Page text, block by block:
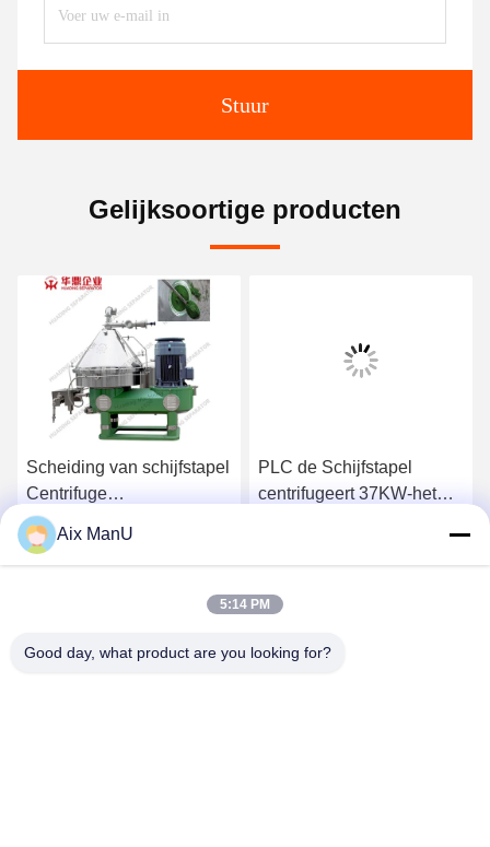
Stuur
Gelijksoortige producten
Scheiding van schijfstapel
Centrifuge
stoffenscheiding
Ga Nu Praten.
PLC de Schijfstapel
centrifugeert 37KW-het
Ga Nu Praten.
Aix ManU
5:14 PM
Good day, what product are you looking for?